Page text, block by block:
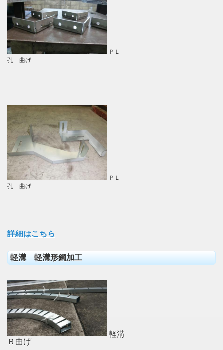
ＰＬ
孔 曲げ
ＰＬ
孔 曲げ
詳細はこちら
軽溝 軽溝形鋼加工
軽溝
Ｒ曲げ